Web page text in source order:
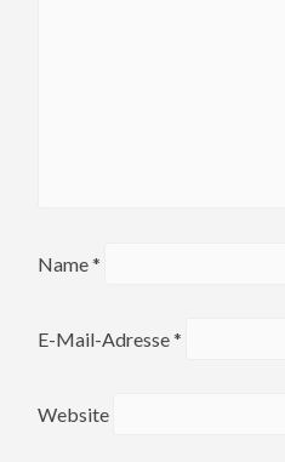
Name*
E-Mail-Adresse*
Website